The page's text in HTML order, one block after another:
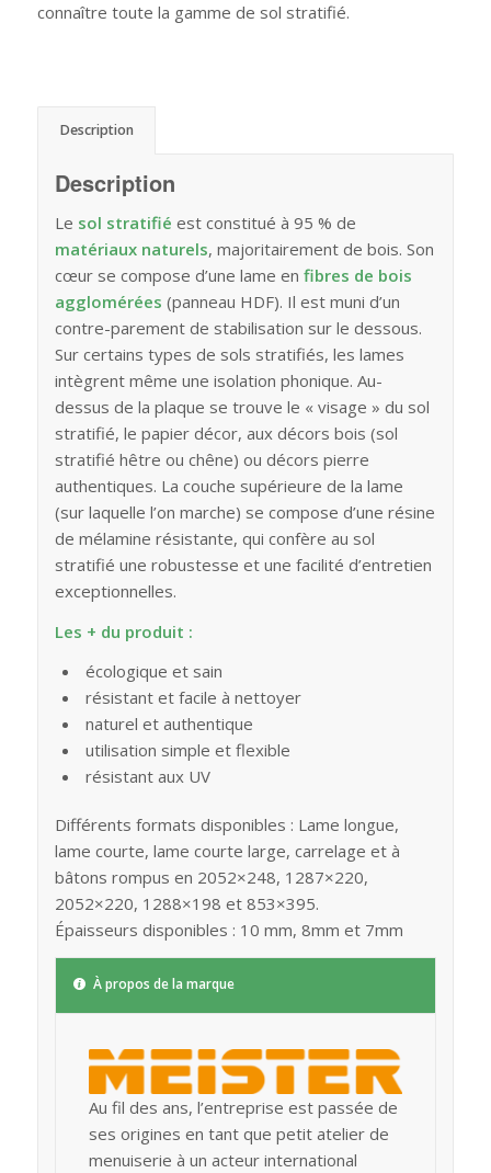
connaître toute la gamme de sol stratifié.
Description
Description
Le sol stratifié est constitué à 95 % de
matériaux naturels, majoritairement de bois. Son
cœur se compose d’une lame en fibres de bois
agglomérées (panneau HDF). Il est muni d’un
contre-parement de stabilisation sur le dessous.
Sur certains types de sols stratifiés, les lames
intègrent même une isolation phonique. Au-
dessus de la plaque se trouve le « visage » du sol
stratifié, le papier décor, aux décors bois (sol
stratifié hêtre ou chêne) ou décors pierre
authentiques. La couche supérieure de la lame
(sur laquelle l’on marche) se compose d’une résine
de mélamine résistante, qui confère au sol
stratifié une robustesse et une facilité d’entretien
exceptionnelles.
Les + du produit :
écologique et sain
résistant et facile à nettoyer
naturel et authentique
utilisation simple et flexible
résistant aux UV
Différents formats disponibles : Lame longue,
lame courte, lame courte large, carrelage et à
bâtons rompus en 2052×248, 1287×220,
2052×220, 1288×198 et 853×395.
Épaisseurs disponibles : 10 mm, 8mm et 7mm
À propos de la marque
Au fil des ans, l’entreprise est passée de
ses origines en tant que petit atelier de
menuiserie à un acteur international